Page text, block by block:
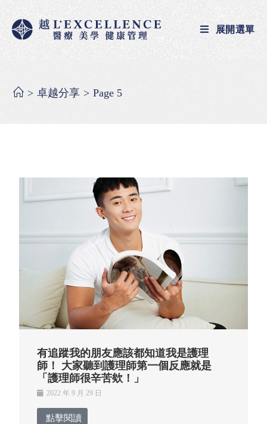
展開選單
> 卓越分享 > Page 5
有追蹤我的朋友應該都知道我是護理
師！ 大家聽到護理師第一個反應就是
「護理師很辛苦欸！」
2022 年 9 月 29 日
點擊閱讀